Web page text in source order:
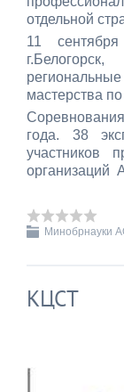
отдельной
11
мастерства
года. 38
участников
организаций
Минобрнауки
КЦСТ